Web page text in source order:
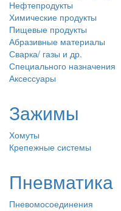
Нефтепродукты
Химические продукты
Пищевые продукты
Абразивные материалы
Сварка/ газы и др.
Специального назначения
Аксессуары
Зажимы
Хомуты
Крепежные системы
Пневматика
Пневомосоединения